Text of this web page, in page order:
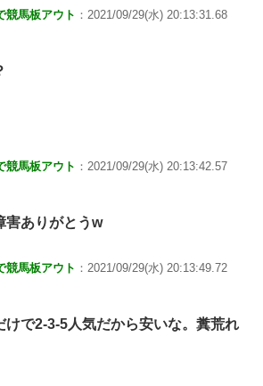
競馬板アウト ：2021/09/29(水) 20:13:31.68
競馬板アウト ：2021/09/29(水) 20:13:42.57
害ありがとうw
競馬板アウト ：2021/09/29(水) 20:13:49.72
けで2-3-5人気だから安いな。糞荒れ